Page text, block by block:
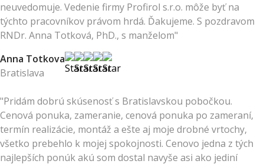
neuvedomuje. Vedenie firmy Profirol s.r.o. môže byť na
týchto pracovníkov právom hrdá. Ďakujeme. S pozdravom
RNDr. Anna Totková, PhD., s manželom"
Anna Totkova
Bratislava
"Pridám dobrú skúsenosť s Bratislavskou pobočkou.
Cenová ponuka, zameranie, cenová ponuka po zameraní,
termín realizácie, montáž a ešte aj moje drobné vrtochy,
všetko prebehlo k mojej spokojnosti. Cenovo jedna z tých
najlepších ponúk akú som dostal navyše asi ako jediní